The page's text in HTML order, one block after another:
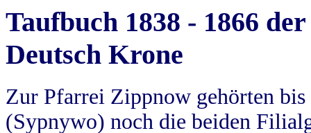
Taufbuch 1838 - 1866
Deutsch Krone
Zur Pfarrei Zippnow gehörten
(Sypnywo) noch die beiden